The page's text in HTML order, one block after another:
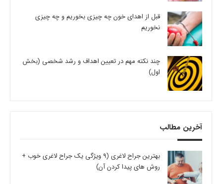
قبل از اهدای خون چه چیزی بخوریم و چه چیزی
نخوریم
چند نکته مهم در تعیین اهداف و رشد شخصی (بخش
اول)
آخرین مطالب
بهترین جراح لاغری (9 ویژگی یک جراح لاغری خوب +
روش های پیدا کردن آن)